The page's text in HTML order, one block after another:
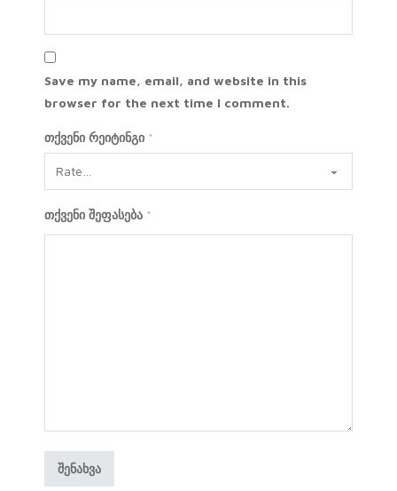
Save my name, email, and website in this
browser for the next time I comment.
თქვენი რეიტინგი *
თქვენი შეფასება *